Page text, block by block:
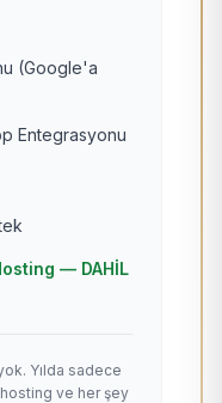
(Google'a
Entegrasyonu
— DAHİL
Yılda sadece
ve her şey